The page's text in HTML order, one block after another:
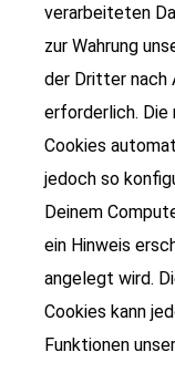
verarbeiteten
zur Wahrung
der Dritter nach
erforderlich. Die
Cookies
jedoch so
Deinem
ein Hinweis
angelegt wird.
Cookies kann
Funktionen